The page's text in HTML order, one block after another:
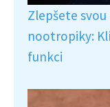
Zlepšete
nootropiky:
funkci